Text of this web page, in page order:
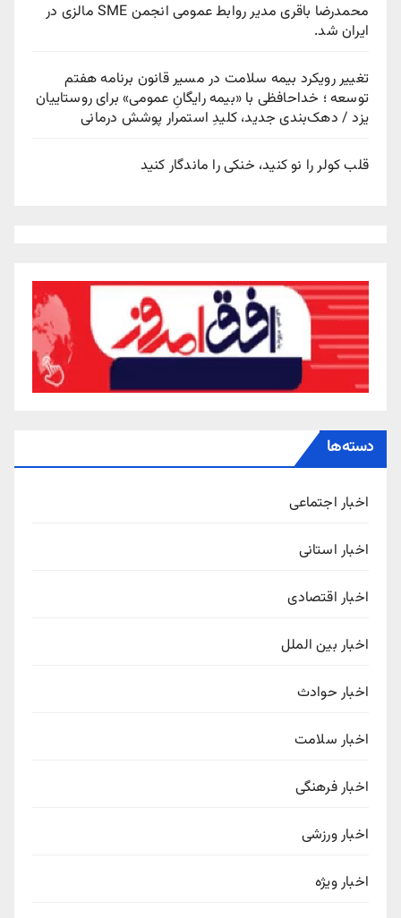
محمدرضا باقری مدیر روابط عمومی انجمن SME مالزی در
ایران شد.
تغییر رویکرد بیمه سلامت در مسیر قانون برنامه هفتم
توسعه ؛ خداحافظی با «بیمه رایگانِ عمومی» برای روستاییان
یزد / دهک‌بندی جدید، کلیدِ استمرار پوشش درمانی
قلب کولر را نو کنید، خنکی را ماندگار کنید
دسته‌ها
اخبار اجتماعی
اخبار استانی
اخبار اقتصادی
اخبار بین الملل
اخبار حوادث
اخبار سلامت
اخبار فرهنگی
اخبار ورزشی
اخبار ویژه